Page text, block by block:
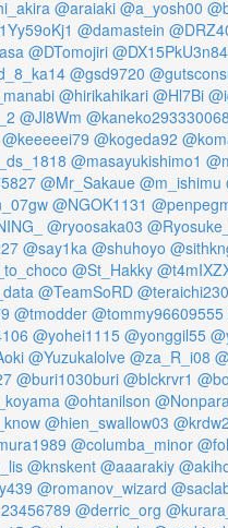
@araiaki @a_yosh00
@damastein
@DTomojiri
@gsd9720
@hirikahikari @Hl7Bi
@Jl8Wm @kaneko293330068
@keeeeei79 @kogeda92
@masayukishimo1
@Mr_Sakaue @m_ishimu
@NGOK1131
@ryoosaka03
@say1ka @shuhoyo
@St_Hakky
@TeamSoRD
@tmodder @tommy96609555
@yohei1115 @yonggil55
@Yuzukalolve @za_R_i08
@buri1030buri @blckrvr1
@ohtanilson
@hien_swallow03 @krdw2
@columba_minor
@knskent @aaarakiy
@romanov_wizard
@derric_org